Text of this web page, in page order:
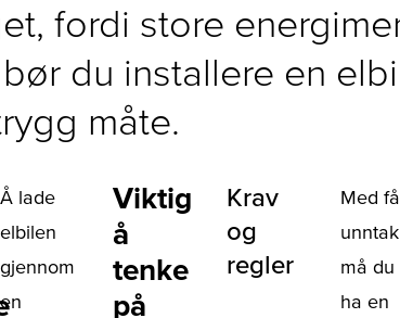
fordi store
du installere en
måte.
Å lade
elbilen
gjennom
en
Viktig
å
tenke
på
Krav
og
regler
Med få
unntak
må du
ha en